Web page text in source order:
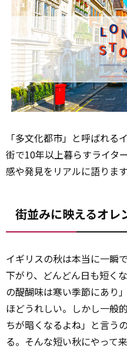
「多文化都市」と呼ばれる
街で10年以上暮らすライタ
感や発見をリアルに語ります
街並みに映えるオレ
イギリスの秋は本当に一瞬
下がり、どんどん日も短く
の醍醐味は寒い季節にあり
ほどうれしい。しかし一般
ちが暗くなるよね」と言う
る。そんな短い秋にやって